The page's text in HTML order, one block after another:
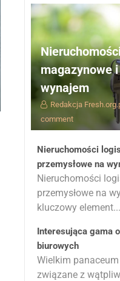
magazynowe
wynajem
Redakcja
comment
Nieruchomości
przemysłowe na
Nieruchomości
przemysłowe na
kluczowy element...
Interesująca gama
biurowych
Wielkim
związane z